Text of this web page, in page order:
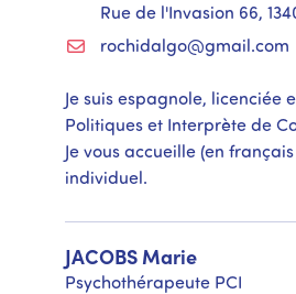
Rue de l'Invasion 66,
rochidalgo@gmail.com
Je suis espagnole, licenciée
Politiques et Interprète de
Je vous accueille (en
individuel.
JACOBS Marie
Psychothérapeute PCI